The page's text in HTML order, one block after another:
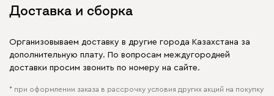
Доставка и сборка
Организовываем доставку в другие города Казахстана за
дополнительную плату. По вопросам междугородней
доставки просим звонить по номеру на сайте.
* при оформлении заказа в рассрочку условия других акций на покупку